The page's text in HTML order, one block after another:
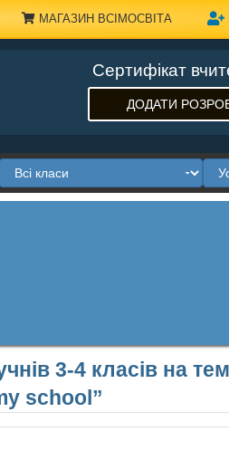
МАГАЗИН ВСІМОСВІТА
Сертифікат
ДОДАТИ
3-4 класів на
school”